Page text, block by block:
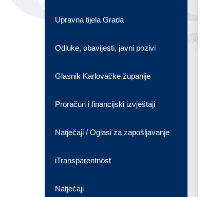
Upravna tijela Grada
Odluke, obavijesti, javni pozivi
Glasnik Karlovačke županije
Proračun i financijski izvještaji
Natječaji / Oglasi za zapošljavanje
iTransparentnost
Natječaji